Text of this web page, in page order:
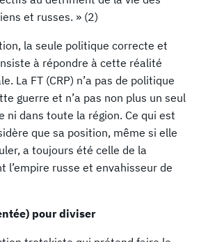
et russes. » (2)
la seule politique correcte et
à répondre à cette réalité
La FT (CRP) n’a pas de politique
guerre et n’a pas non plus un seul
ni dans toute la région. Ce qui est
que sa position, même si elle
a toujours été celle de la
l’empire russe et envahisseur de
pour diviser